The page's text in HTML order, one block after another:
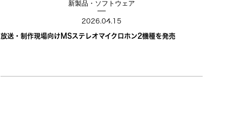
新製品・ソフトウェア
2026.04.15
放送・制作現場向けMSステレオマイクロホン2機種を発売